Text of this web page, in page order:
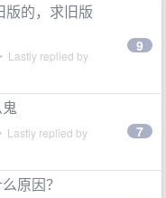
版的，求旧版
• Lastly replied by
9
• Lastly replied by 7
原因？